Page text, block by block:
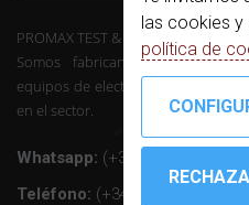
las cookies y
política de
PROMAX TEST & MEASUREMENT,
Somos fabricantes de
equipos de electrónica profesional
en el sector.
Whatsapp: (+34) 607 26 65 32
Teléfono: (+34) 931 847 700